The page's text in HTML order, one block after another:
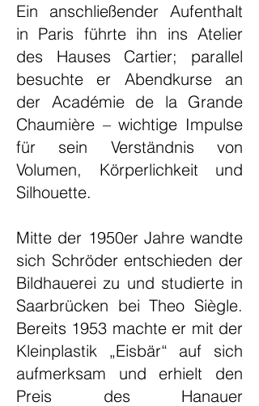
Ein anschließender Aufenthalt
in Paris führte ihn ins Atelier
des Hauses Cartier; parallel
besuchte er Abendkurse an
der Académie de la Grande
Chaumière – wichtige Impulse
für sein Verständnis von
Volumen, Körperlichkeit und
Silhouette.
Mitte der 1950er Jahre wandte
sich Schröder entschieden der
Bildhauerei zu und studierte in
Saarbrücken bei Theo Siègle.
Bereits 1953 machte er mit der
Kleinplastik „Eisbär“ auf sich
aufmerksam und erhielt den
Preis des Hanauer